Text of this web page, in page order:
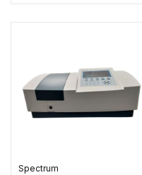
Spectrum